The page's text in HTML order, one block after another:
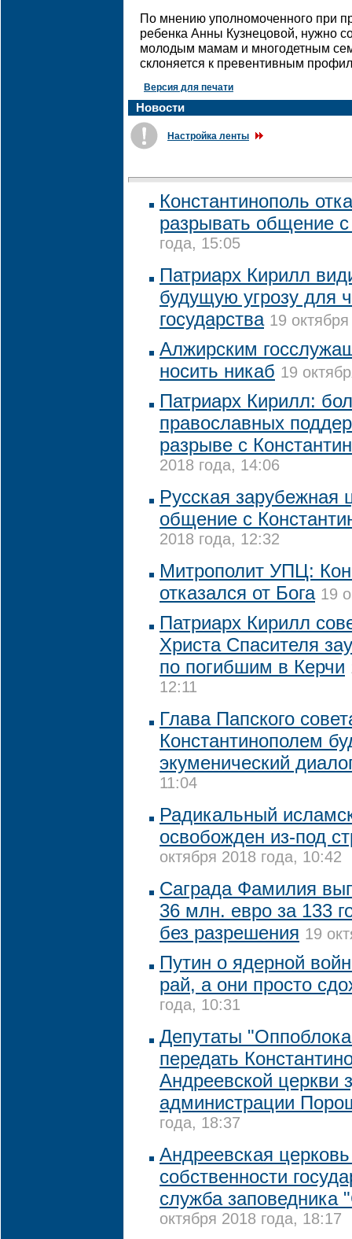
По мнению уполномоченного при
ребенка Анны Кузнецовой, нужно
молодым мамам и многодетным
склоняется к превентивным
Версия для печати
Новости
Настройка ленты
Константинополь
разрывать общение
года, 15:05
Патриарх Кирилл
будущую угрозу для
государства 19
Алжирским
носить никаб 19
Патриарх Кирилл:
православных
разрыве с
2018 года, 14:06
Русская зарубежная
общение с
2018 года, 12:32
Митрополит УПЦ:
отказался от Бога 19
Патриарх Кирилл
Христа Спасителя
по погибшим в Керчи
12:11
Глава Папского
Константинополем
экуменический
11:04
Радикальный
освобожден из-под
октября 2018 года, 10:42
Саграда Фамилия
36 млн. евро за 133
без разрешения 19
Путин о ядерной
рай, а они просто
года, 10:31
Депутаты
передать
Андреевской церкви
администрации
года, 18:37
Андреевская
собственности
служба заповедника
октября 2018 года, 18:17